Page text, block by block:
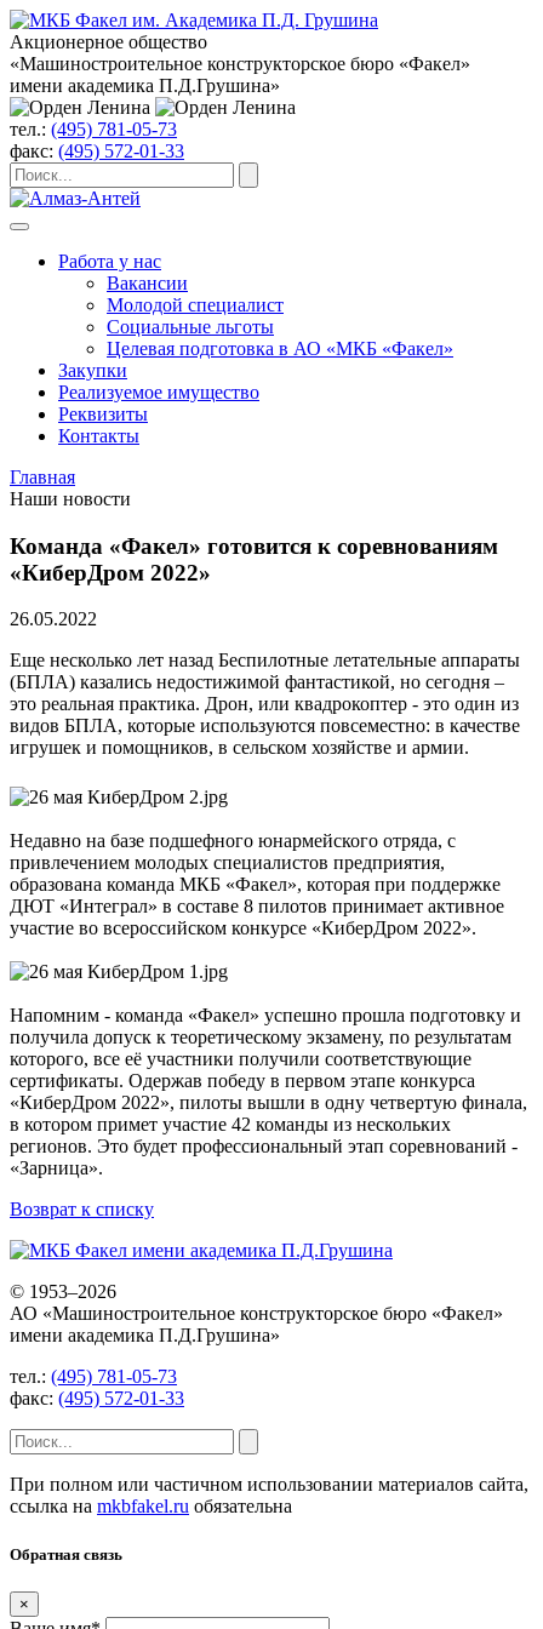
Акционерное общество
«Машиностроительное конструкторское бюро «Факел»
имени академика П.Д.Грушина»
тел.: (495) 781-05-73
факс: (495) 572-01-33
Работа у нас
Вакансии
Молодой специалист
Социальные льготы
Целевая подготовка в АО «МКБ «Факел»
Закупки
Реализуемое имущество
Реквизиты
Контакты
Главная
Наши новости
Команда «Факел» готовится к соревнованиям
«КиберДром 2022»
26.05.2022
Еще несколько лет назад Беспилотные летательные аппараты
(БПЛА) казались недостижимой фантастикой, но сегодня –
это реальная практика. Дрон, или квадрокоптер - это один из
видов БПЛА, которые используются повсеместно: в качестве
игрушек и помощников, в сельском хозяйстве и армии.
Недавно на базе подшефного юнармейского отряда, с
привлечением молодых специалистов предприятия,
образована команда МКБ «Факел», которая при поддержке
ДЮТ «Интеграл» в составе 8 пилотов принимает активное
участие во всероссийском конкурсе «КиберДром 2022».
Напомним - команда «Факел» успешно прошла подготовку и
получила допуск к теоретическому экзамену, по результатам
которого, все её участники получили соответствующие
сертификаты. Одержав победу в первом этапе конкурса
«КиберДром 2022», пилоты вышли в одну четвертую финала,
в котором примет участие 42 команды из нескольких
регионов. Это будет профессиональный этап соревнований -
«Зарница».
Возврат к списку
© 1953–2026
АО «Машиностроительное конструкторское бюро «Факел»
имени академика П.Д.Грушина»
тел.: (495) 781-05-73
факс: (495) 572-01-33
При полном или частичном использовании материалов сайта,
ссылка на mkbfakel.ru обязательна
Обратная связь
×